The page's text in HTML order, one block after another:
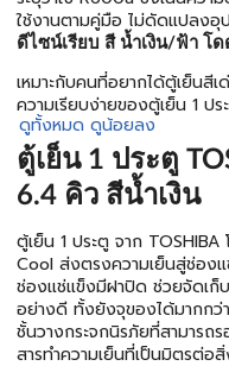
ใช้งานตามคู่มือ ไม่ดัดแปลง
ดีไซน์เรียบ สี น้ำเงิน/ฟ้า โ
เหมาะกับคนที่อยากได้ตู้เย็นสี
ความเรียบง่ายของตู้เย็น 1 ป
ดูทั้งหมด ดูน้อยลง
ตู้เย็น 1 ประตู
6.4 คิว สีน้ำเงิน
ตู้เย็น 1 ประตู จาก
Cool ส่งตรงความเย็นสู่ช่อง
ช่องแช่แข็งมีฝาปิด ช่วยจัดเก็
อย่างดี ทั้งยังจุของได้มากก
ชั้นวางกระจกนิรภัยที่สามาร
สารทำความเย็นที่เป็นมิตรต่อ